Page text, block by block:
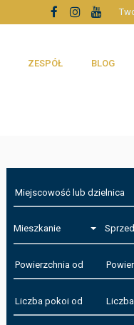
ZESPÓŁ BLOG
Mieszkanie